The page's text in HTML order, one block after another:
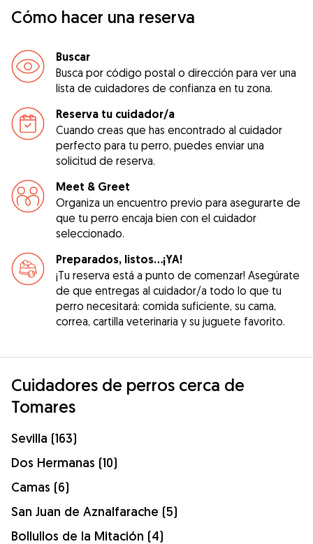
Cómo hacer una reserva
Buscar
Busca por código postal o dirección para ver una
lista de cuidadores de confianza en tu zona.
Reserva tu cuidador/a
Cuando creas que has encontrado al cuidador
perfecto para tu perro, puedes enviar una
solicitud de reserva.
Meet & Greet
Organiza un encuentro previo para asegurarte de
que tu perro encaja bien con el cuidador
seleccionado.
Preparados, listos...¡YA!
¡Tu reserva está a punto de comenzar! Asegúrate
de que entregas al cuidador/a todo lo que tu
perro necesitará: comida suficiente, su cama,
correa, cartilla veterinaria y su juguete favorito.
Cuidadores de perros cerca de
Tomares
Sevilla (163)
Dos Hermanas (10)
Camas (6)
San Juan de Aznalfarache (5)
Bollullos de la Mitación (4)